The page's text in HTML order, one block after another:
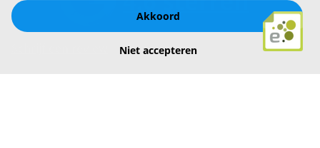
Akkoord
Niet accepteren